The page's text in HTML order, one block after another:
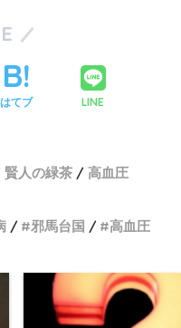
はてブ LINE
賢人の緑茶
高血圧
邪馬台国 高血圧